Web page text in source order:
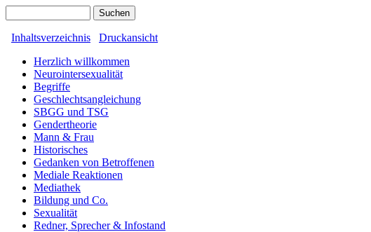
Inhaltsverzeichnis
Druckansicht
Herzlich willkommen
Neurointersexualität
Begriffe
Geschlechtsangleichung
SBGG und TSG
Gendertheorie
Mann & Frau
Historisches
Gedanken von Betroffenen
Mediale Reaktionen
Mediathek
Bildung und Co.
Sexualität
Redner, Sprecher & Infostand